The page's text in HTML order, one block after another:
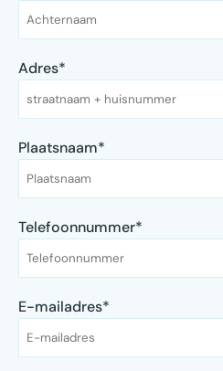
Adres*
Plaatsnaam*
Telefoonnummer*
E-mailadres*